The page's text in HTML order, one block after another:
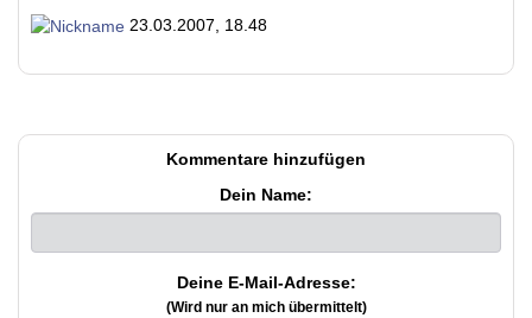
23.03.2007, 18.48
Kommentare hinzufügen
Dein Name:
Deine E-Mail-Adresse:
(Wird nur an mich übermittelt)